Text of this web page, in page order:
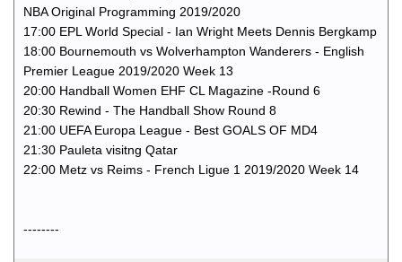
NBA Original Programming 2019/2020
17:00 EPL World Special - Ian Wright Meets Dennis Bergkamp
18:00 Bournemouth vs Wolverhampton Wanderers - English
Premier League 2019/2020 Week 13
20:00 Handball Women EHF CL Magazine -Round 6
20:30 Rewind - The Handball Show Round 8
21:00 UEFA Europa League - Best GOALS OF MD4
21:30 Pauleta visitng Qatar
22:00 Metz vs Reims - French Ligue 1 2019/2020 Week 14
--------